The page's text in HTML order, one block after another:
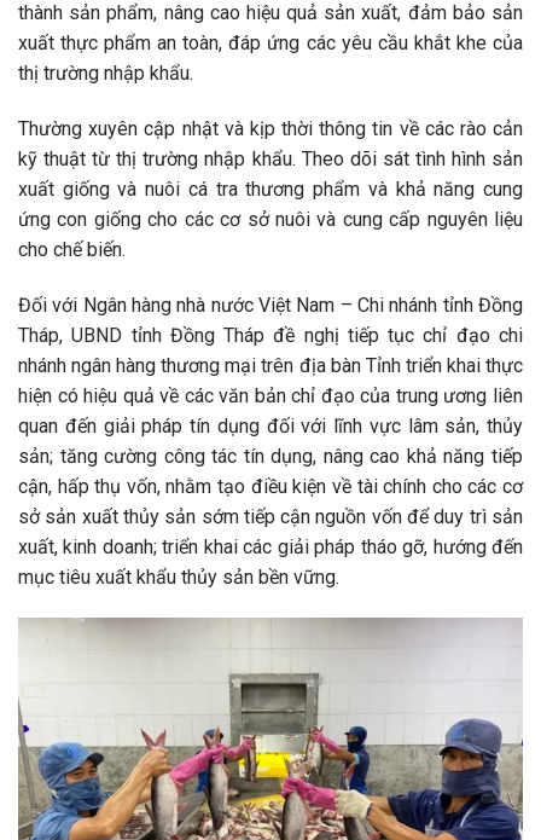
thành sản phẩm, nâng cao hiệu quả sản xuất, đảm bảo sản
xuất thực phẩm an toàn, đáp ứng các yêu cầu khắt khe của
thị trường nhập khẩu.
Thường xuyên cập nhật và kịp thời thông tin về các rào cản
kỹ thuật từ thị trường nhập khẩu. Theo dõi sát tình hình sản
xuất giống và nuôi cá tra thương phẩm và khả năng cung
ứng con giống cho các cơ sở nuôi và cung cấp nguyên liệu
cho chế biến.
Đối với Ngân hàng nhà nước Việt Nam – Chi nhánh tỉnh Đồng
Tháp, UBND tỉnh Đồng Tháp đề nghị tiếp tục chỉ đạo chi
nhánh ngân hàng thương mại trên địa bàn Tỉnh triển khai thực
hiện có hiệu quả về các văn bản chỉ đạo của trung ương liên
quan đến giải pháp tín dụng đối với lĩnh vực lâm sản, thủy
sản; tăng cường công tác tín dụng, nâng cao khả năng tiếp
cận, hấp thụ vốn, nhằm tạo điều kiện về tài chính cho các cơ
sở sản xuất thủy sản sớm tiếp cận nguồn vốn để duy trì sản
xuất, kinh doanh; triển khai các giải pháp tháo gỡ, hướng đến
mục tiêu xuất khẩu thủy sản bền vững.